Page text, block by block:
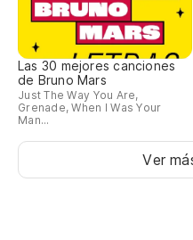
Las 30 mejores canciones
de Bruno Mars
Just The Way You Are,
Grenade, When I Was Your
Man...
Ver